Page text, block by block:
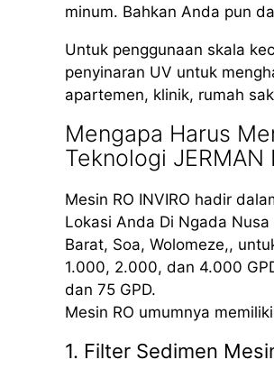
minum. Bahkan Anda pun
Untuk penggunaan skala
penyinaran UV untuk
apartemen, klinik, rumah
Mengapa Harus
Teknologi JERMAN
Mesin RO INVIRO hadir
Lokasi Anda Di Ngada
Barat, Soa, Wolomeze,,
1.000, 2.000, dan 4.000
dan 75 GPD.
Mesin RO umumnya
1. Filter Sedimen